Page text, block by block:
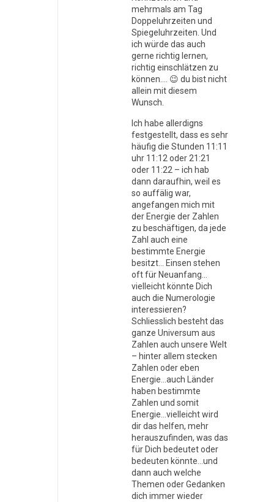
mehrmals am Tag
Doppeluhrzeiten und
Spiegeluhrzeiten. Und
ich würde das auch
gerne richtig lernen,
richtig einschlätzen zu
können…. 😉 du bist nicht
allein mit diesem
Wunsch.
Ich habe allerdigns
festgestellt, dass es sehr
häufig die Stunden 11:11
uhr 11:12 oder 21:21
oder 11:22 – ich hab
dann daraufhin, weil es
so auffälig war,
angefangen mich mit
der Energie der Zahlen
zu beschäftigen, da jede
Zahl auch eine
bestimmte Energie
besitzt… Einsen stehen
oft für Neuanfang…
vielleicht könnte Dich
auch die Numerologie
interessieren?
Schliesslich besteht das
ganze Universum aus
Zahlen auch unsere Welt
– hinter allem stecken
Zahlen oder eben
Energie…auch Länder
haben bestimmte
Zahlen und somit
Energie…vielleicht wird
dir das helfen, mehr
herauszufinden, was das
für Dich bedeutet oder
bedeuten könnte…und
dann auch welche
Themen oder Gedanken
dich immer wieder